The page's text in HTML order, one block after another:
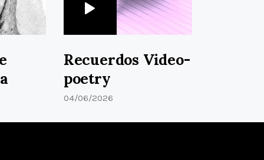
Recuerdos Video-
poetry
04/06/2026